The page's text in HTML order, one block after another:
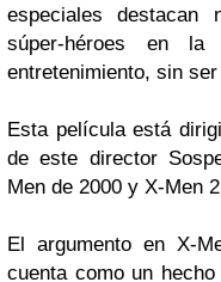
especiales destacan
súper-héroes en la
entretenimiento, sin
Esta película está
de este director
Men de 2000 y X-Men
El argumento en X-
cuenta como un